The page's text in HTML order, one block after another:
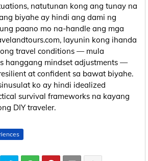
natutunan kong ang tunay na
biyahe ay hindi ang dami ng
paano mo na-handle ang mga
layunin kong ihanda
travel conditions — mula
hanggang mindset adjustments —
at confident sa bawat biyahe.
ko ay hindi idealized
survival frameworks na kayang
DIY traveler.